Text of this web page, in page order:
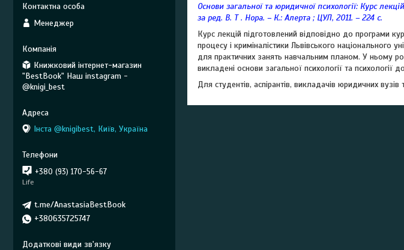
Основи загальної та юридичної психології: Курс
за ред. В. Т . Нора. – К.: Алерта ; ЦУЛ, 2011. – 224 с.
Курс лекцій підготовлений відповідно до програми
процесу і криміналістики Львівського національного
для практичних занять навчальним планом. У ньому
викладені основи загальної психології та психології
Для студентів, аспірантів, викладачів юридичних
Менеджер
Книжковий інтернет-магазин
"BestBook" Наш instagram -
@knigi_best
Інста @knigibest, Київ, Україна
+380 (93) 170-56-67
Life
t.me/AnastasiaBestBook
+380635725747